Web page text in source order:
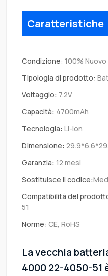
Caratteristiche
Condizione: 100% Nuovo
Tipologia di prodotto:
Voltaggio: 7.2V
Capacità: 4700mAh
Tecnologia: Li-ion
Dimensione:
Garanzia: 12 mesi
Sostituisce il codice:
Compatibilità del
51
Norme: CE, RoHS
La vecchia
4000 22-4050-51